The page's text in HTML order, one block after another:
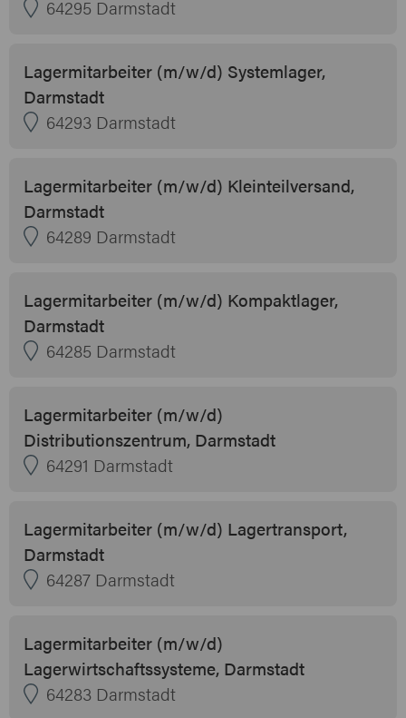
64295 Darmstadt
Lagermitarbeiter (m/w/d) Systemlager,
Darmstadt
64293 Darmstadt
Lagermitarbeiter (m/w/d) Kleinteilversand,
Darmstadt
64289 Darmstadt
Lagermitarbeiter (m/w/d) Kompaktlager,
Darmstadt
64285 Darmstadt
Lagermitarbeiter (m/w/d)
Distributionszentrum, Darmstadt
64291 Darmstadt
Lagermitarbeiter (m/w/d) Lagertransport,
Darmstadt
64287 Darmstadt
Lagermitarbeiter (m/w/d)
Lagerwirtschaftssysteme, Darmstadt
64283 Darmstadt